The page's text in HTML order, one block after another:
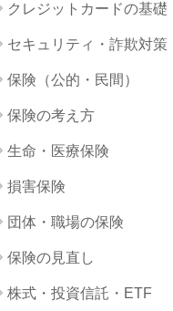
クレジットカードの基礎
セキュリティ・詐欺対策
保険（公的・民間）
保険の考え方
生命・医療保険
損害保険
団体・職場の保険
保険の見直し
株式・投資信託・ETF